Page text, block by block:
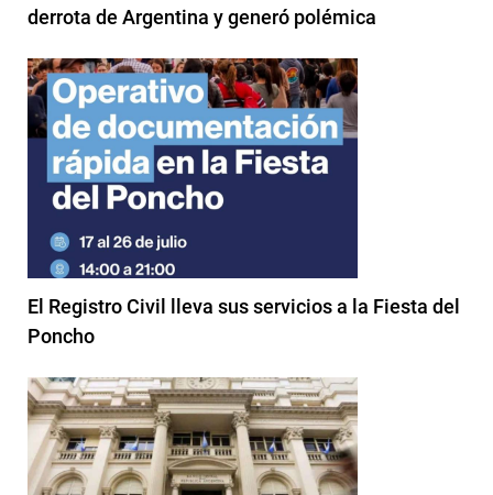
derrota de Argentina y generó polémica
El Registro Civil lleva sus servicios a la Fiesta del
Poncho